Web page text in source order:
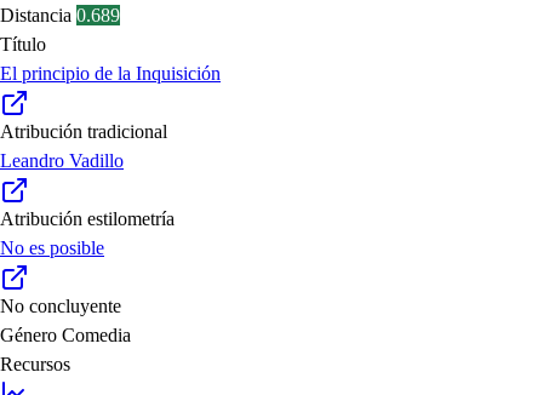
Distancia 0.689
Título
El principio de la Inquisición
Atribución tradicional
Leandro Vadillo
Atribución estilometría
No es posible
No concluyente
Género Comedia
Recursos